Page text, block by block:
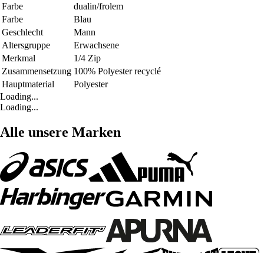
Farbe
dualin/frolem
Farbe
Blau
Geschlecht
Mann
Altersgruppe
Erwachsene
Merkmal
1/4 Zip
Zusammensetzung 100% Polyester recyclé
Hauptmaterial
Polyester
Loading...
Loading...
Alle unsere Marken